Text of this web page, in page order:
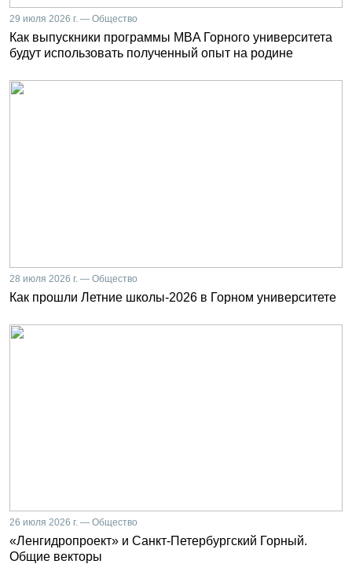
29 июля 2026 г. — Общество
Как выпускники программы MBA Горного университета
будут использовать полученный опыт на родине
28 июля 2026 г. — Общество
Как прошли Летние школы-2026 в Горном университете
26 июля 2026 г. — Общество
«Ленгидропроект» и Санкт-Петербургский Горный.
Общие векторы